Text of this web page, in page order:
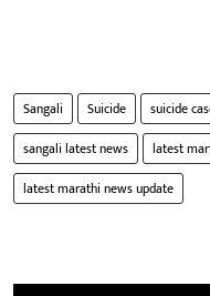
Sangali Suicide suicide
sangali latest news
latest
latest marathi news update